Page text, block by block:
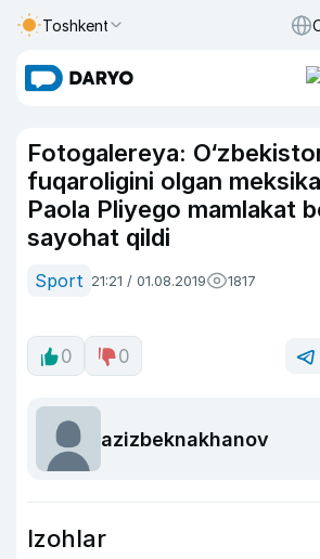
Toshkent
Fotogalereya:
fuqaroligini olgan
Paola Pliyego mamlakat
sayohat qildi
Sport 21:21 / 01.08.2019 1817
0 0
azizbeknakhanov
Izohlar